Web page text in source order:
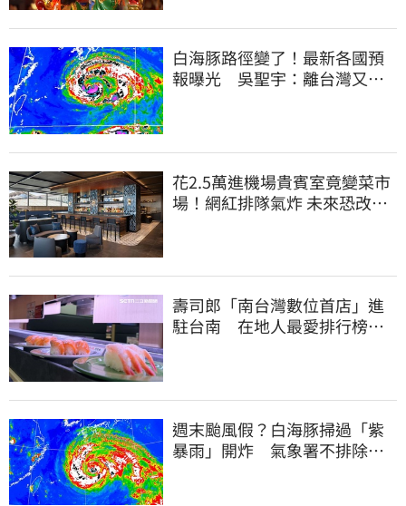
白海豚路徑變了！最新各國預
報曝光 吳聖宇：離台灣又更
花2.5萬進機場貴賓室竟變菜市
場！網紅排隊氣炸 未來恐改動
壽司郎「南台灣數位首店」進
駐台南 在地人最愛排行榜曝
週末颱風假？白海豚掃過「紫
暴雨」開炸 氣象署不排除發